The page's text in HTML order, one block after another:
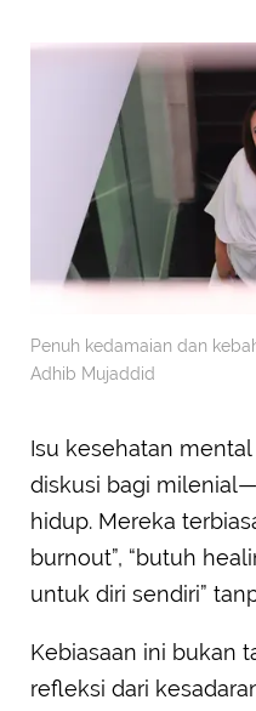
Penuh kedamaian dan
Adhib Mujaddid
Isu kesehatan
diskusi bagi
hidup. Mereka
burnout”, “butuh
untuk diri sendiri”
Kebiasaan ini bukan
refleksi dari